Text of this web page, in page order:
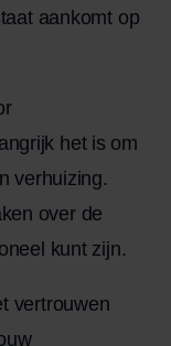
aankomt op
het is om
verhuizing.
over de
kunt zijn.
vertrouwen